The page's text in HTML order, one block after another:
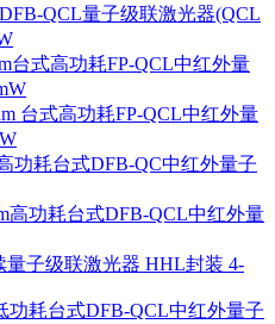
QCL量子级联激光器(QCL
台式高功耗FP-QCL中红外量
台式高功耗FP-QCL中红外量
功耗台式DFB-QC中红外量子
高功耗台式DFB-QCL中红外量
量子级联激光器 HHL封装 4-
功耗台式DFB-QCL中红外量子